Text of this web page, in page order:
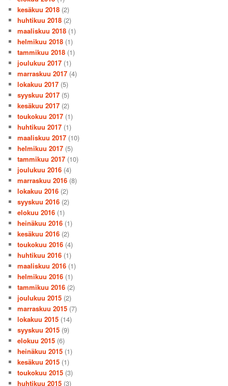
kesäkuu 2018 (2)
huhtikuu 2018 (2)
maaliskuu 2018 (1)
helmikuu 2018 (1)
tammikuu 2018 (1)
joulukuu 2017 (1)
marraskuu 2017 (4)
lokakuu 2017 (5)
syyskuu 2017 (5)
kesäkuu 2017 (2)
toukokuu 2017 (1)
huhtikuu 2017 (1)
maaliskuu 2017 (10)
helmikuu 2017 (5)
tammikuu 2017 (10)
joulukuu 2016 (4)
marraskuu 2016 (8)
lokakuu 2016 (2)
syyskuu 2016 (2)
elokuu 2016 (1)
heinäkuu 2016 (1)
kesäkuu 2016 (2)
toukokuu 2016 (4)
huhtikuu 2016 (1)
maaliskuu 2016 (1)
helmikuu 2016 (1)
tammikuu 2016 (2)
joulukuu 2015 (2)
marraskuu 2015 (7)
lokakuu 2015 (14)
syyskuu 2015 (9)
elokuu 2015 (6)
heinäkuu 2015 (1)
kesäkuu 2015 (1)
toukokuu 2015 (3)
huhtikuu 2015 (3)